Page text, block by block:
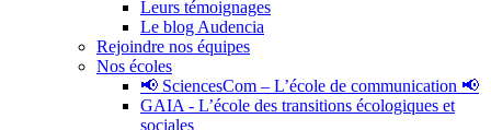
Leurs témoignages
Le blog Audencia
Rejoindre nos équipes
Nos écoles
📢 SciencesCom – L’école de communication 📢
GAIA - L’école des transitions écologiques et
sociales